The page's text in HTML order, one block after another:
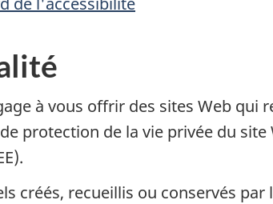
à vous offrir des sites Web qui
protection de la vie privée du
créés, recueillis ou conservés